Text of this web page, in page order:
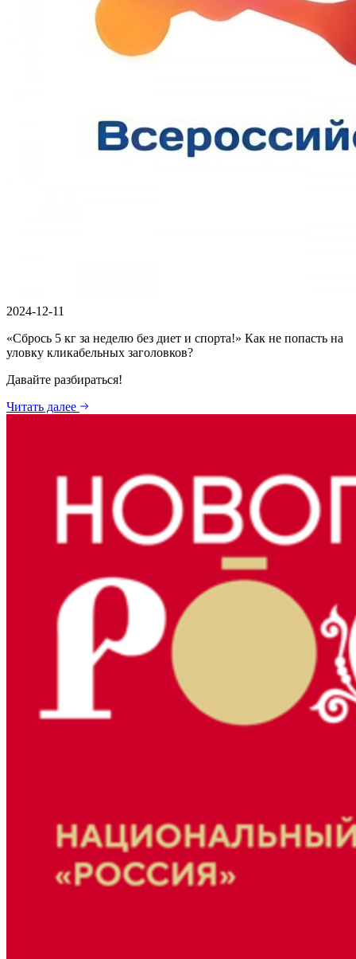
2024-12-11
«Сбрось 5 кг за неделю без диет и спорта!» Как не попасть на
уловку кликабельных заголовков?
Давайте разбираться!
Читать далее